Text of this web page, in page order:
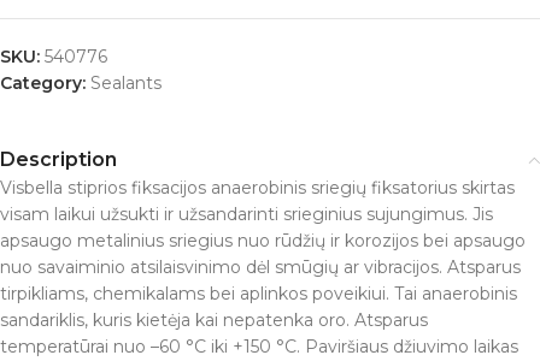
SKU: 540776
Category: Sealants
Description
Visbella stiprios fiksacijos anaerobinis sriegių fiksatorius skirtas
visam laikui užsukti ir užsandarinti srieginius sujungimus. Jis
apsaugo metalinius sriegius nuo rūdžių ir korozijos bei apsaugo
nuo savaiminio atsilaisvinimo dėl smūgių ar vibracijos. Atsparus
tirpikliams, chemikalams bei aplinkos poveikiui. Tai anaerobinis
sandariklis, kuris kietėja kai nepatenka oro. Atsparus
temperatūrai nuo –60 °C iki +150 °C. Paviršiaus džiuvimo laikas